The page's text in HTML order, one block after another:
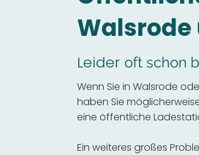
Walsrode
Leider oft schon
Wenn Sie in Walsrode
haben Sie
eine öffentliche
Ein weiteres großes